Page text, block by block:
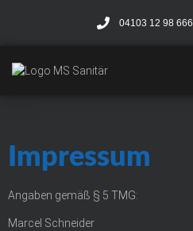
04103 12 98 666
Impressum
Angaben gemäß § 5 TMG:
Marcel Schneider